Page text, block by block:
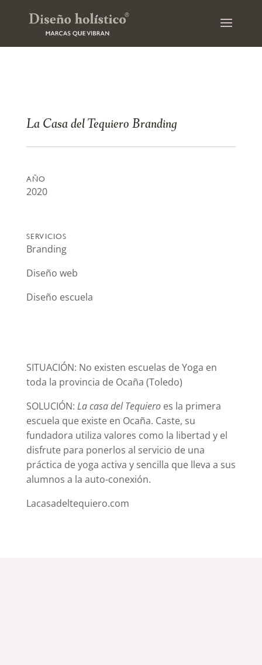
La Casa del Tequiero Branding
AÑO
2020
SERVICIOS
Branding
Diseño web
Diseño escuela
SITUACIÓN: No existen escuelas de Yoga en
toda la provincia de Ocaña (Toledo)
SOLUCIÓN: La casa del Tequieroes la primera
escuela que existe en Ocaña. Caste, su
fundadora utiliza valores como la libertad y el
disfrute para ponerlos al servicio de una
práctica de yoga activa y sencilla que lleva a sus
alumnos a la auto-conexión.
Lacasadeltequiero.com